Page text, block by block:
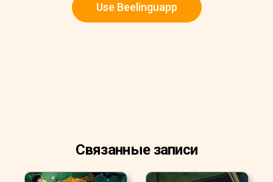
Use Beelinguapp
Связанные записи